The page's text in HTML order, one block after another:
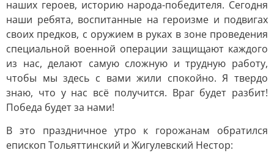
наших героев, историю народа-победителя. Сегодня
наши ребята, воспитанные на героизме и подвигах
своих предков, с оружием в руках в зоне проведения
специальной военной операции защищают каждого
из нас, делают самую сложную и трудную работу,
чтобы мы здесь с вами жили спокойно. Я твердо
знаю, что у нас всё получится. Враг будет разбит!
Победа будет за нами!
В это праздничное утро к горожанам обратился
епископ Тольяттинский и Жигулевский Нестор: